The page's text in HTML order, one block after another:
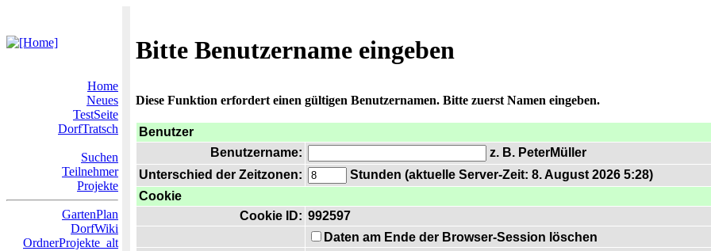
Bitte Benutzername eingeben
Home
Neues
TestSeite
DorfTratsch
Suchen
Teilnehmer
Projekte
GartenPlan
DorfWiki
OrdnerProjekte_alt
Diese Funktion erfordert einen gültigen Benutzernamen. Bitte zuerst Namen eingeben.
Benutzer
Benutzername:
z. B. PeterMüller
Unterschied der Zeitzonen:
Stunden (aktuelle Server-Zeit: 8. August 2026 5:28)
Cookie
Cookie ID: 992597
Daten am Ende der Browser-Session löschen